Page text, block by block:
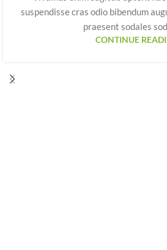
suspendisse cras odio bibendum
praesent sodales
CONTINUE